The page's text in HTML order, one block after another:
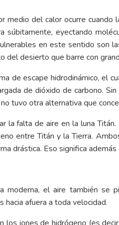
medio del calor ocurre
súbitamente, eyectando
en este sentido son
del desierto que barre con
de escape hidrodinámico, el
de dióxido de carbono.
tuvo otra alternativa que
la falta de aire en la luna
entre Titán y la Tierra.
drástica. Eso significa
moderna, el aire también se
hacia afuera a toda velocidad.